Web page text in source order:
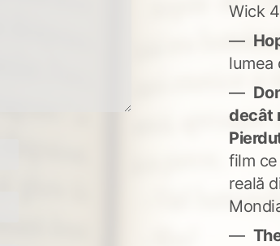
Wick 4
lumea
decât
film
reală